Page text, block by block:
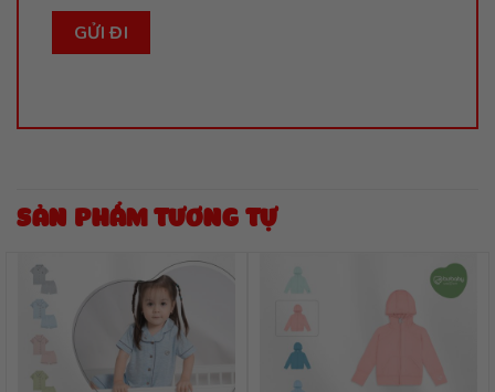
SẢN PHẨM TƯƠNG TỰ